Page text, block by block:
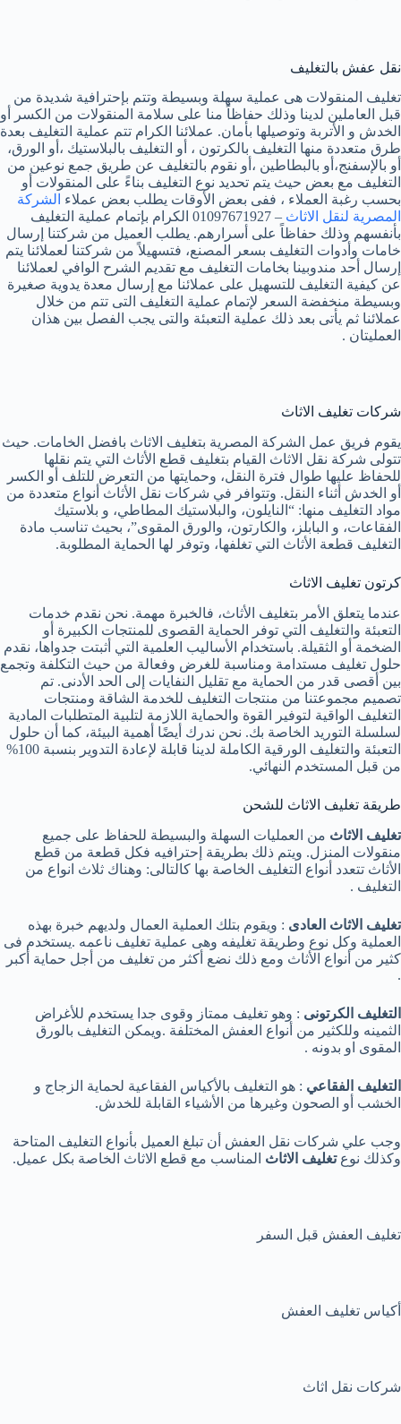
نقل عفش بالتغليف
تغليف المنقولات هى عملية سهلة وبسيطة وتتم بإحترافية شديدة من
قبل العاملين لدينا وذلك حفاظاً منا على سلامة المنقولات من الكسر أو
الخدش و الأتربة وتوصيلها بأمان. عملائنا الكرام تتم عملية التغليف بعدة
طرق متعددة منها التغليف بالكرتون ، أو التغليف بالبلاستيك ،أو الورق،
أو بالإسفنج،أو بالبطاطين ،أو نقوم بالتغليف عن طريق جمع نوعين من
التغليف مع بعض حيث يتم تحديد نوع التغليف بناءً على المنقولات أو
بحسب رغبة العملاء ، ففى بعض الأوقات يطلب بعض عملاء الشركة
المصرية لنقل الاثاث
– 01097671927 الكرام بإتمام عملية التغليف
بأنفسهم وذلك حفاظاً على أسرارهم. يطلب العميل من شركتنا إرسال
خامات وأدوات التغليف بسعر المصنع، فتسهيلاً من شركتنا لعملائنا يتم
إرسال أحد مندوبينا بخامات التغليف مع تقديم الشرح الوافي لعملائنا
عن كيفية التغليف للتسهيل على عملائنا مع إرسال معدة يدوية صغيرة
وبسيطة منخفضة السعر لإتمام عملية التغليف التى تتم من خلال
عملائنا ثم يأتى بعد ذلك عملية التعبئة والتى يجب الفصل بين هذان
العمليتان .
شركات تغليف الاثاث
يقوم فريق عمل الشركة المصرية بتغليف الاثاث بافضل الخامات. حيث
تتولى شركة نقل الاثاث القيام بتغليف قطع الأثاث التي يتم نقلها
للحفاظ عليها طوال فترة النقل، وحمايتها من التعرض للتلف أو الكسر
أو الخدش أثناء النقل. وتتوافر في شركات نقل الأثاث أنواع متعددة من
مواد التغليف منها: “النايلون، والبلاستيك المطاطي، و بلاستيك
الفقاعات، و البابلز، والكارتون، والورق المقوى”، بحيث تناسب مادة
التغليف قطعة الأثاث التي تغلفها، وتوفر لها الحماية المطلوبة.
كرتون تغليف الاثاث
عندما يتعلق الأمر بتغليف الأثاث، فالخبرة مهمة. نحن نقدم خدمات
التعبئة والتغليف التي توفر الحماية القصوى للمنتجات الكبيرة أو
الضخمة أو الثقيلة. باستخدام الأساليب العلمية التي أثبتت جدواها، نقدم
حلول تغليف مستدامة ومناسبة للغرض وفعالة من حيث التكلفة وتجمع
بين أقصى قدر من الحماية مع تقليل النفايات إلى الحد الأدنى. تم
تصميم مجموعتنا من منتجات التغليف للخدمة الشاقة ومنتجات
التغليف الواقية لتوفير القوة والحماية اللازمة لتلبية المتطلبات المادية
لسلسلة التوريد الخاصة بك. نحن ندرك أيضًا أهمية البيئة، كما أن حلول
التعبئة والتغليف الورقية الكاملة لدينا قابلة لإعادة التدوير بنسبة 100%
من قبل المستخدم النهائي.
طريقة تغليف الاثاث للشحن
تغليف الاثاث من العمليات السهلة والبسيطة للحفاظ على جميع
منقولات المنزل. ويتم ذلك بطريقة إحترافيه فكل قطعة من قطع
الأثاث تتعدد أنواع التغليف الخاصة بها كالتالى: وهناك ثلاث انواع من
التغليف .
تغليف الاثاث العادى : ويقوم بتلك العملية العمال ولديهم خبرة بهذه
العملية وكل نوع وطريقة تغليفه وهى عملية تغليف ناعمه .يستخدم فى
كثير من أنواع الأثاث ومع ذلك نضع أكثر من تغليف من أجل حماية أكبر
.
التغليف الكرتونى : وهو تغليف ممتاز وقوى جدا يستخدم للأغراض
الثمينه وللكثير من أنواع العفش المختلفة .ويمكن التغليف بالورق
المقوى او بدونه .
التغليف الفقاعي : هو التغليف بالأكياس الفقاعية لحماية الزجاج و
الخشب أو الصحون وغيرها من الأشياء القابلة للخدش.
وجب علي شركات نقل العفش أن تبلغ العميل بأنواع التغليف المتاحة
وكذلك نوعتغليف الاثاث المناسب مع قطع الاثاث الخاصة بكل عميل.
تغليف العفش قبل السفر
أكياس تغليف العفش
شركات نقل اثاث